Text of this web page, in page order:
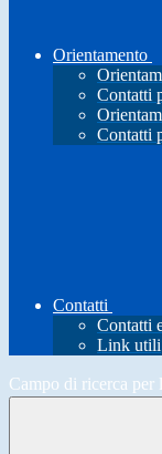
Orientamento
Contatti
Contatti
Contatti
Contatti
Link utili
Campo di ricerca per